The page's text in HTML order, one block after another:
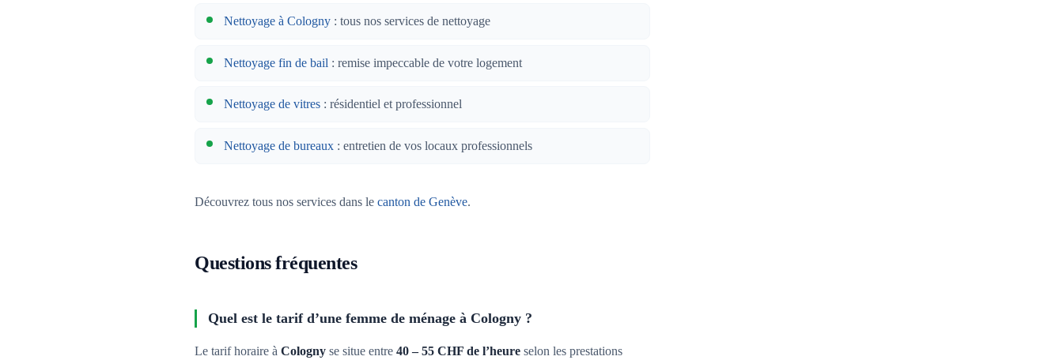
Nettoyage à Cologny : tous nos services de nettoyage
Nettoyage fin de bail : remise impeccable de votre logement
Nettoyage de vitres : résidentiel et professionnel
Nettoyage de bureaux : entretien de vos locaux professionnels
Découvrez tous nos services dans le canton de Genève.
Questions fréquentes
Quel est le tarif d’une femme de ménage à Cologny ?
Le tarif horaire à Cologny se situe entre 40 – 55 CHF de l’heure selon les prestations